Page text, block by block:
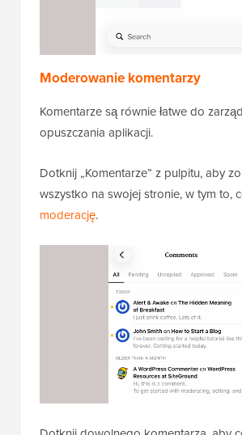
Moderowanie komentarzy
Komentarze są równie łatwe do
opuszczania aplikacji.
Dotknij „Komentarze” z pulpitu, aby
wszystko na swojej stronie, w tym to,
moderację.